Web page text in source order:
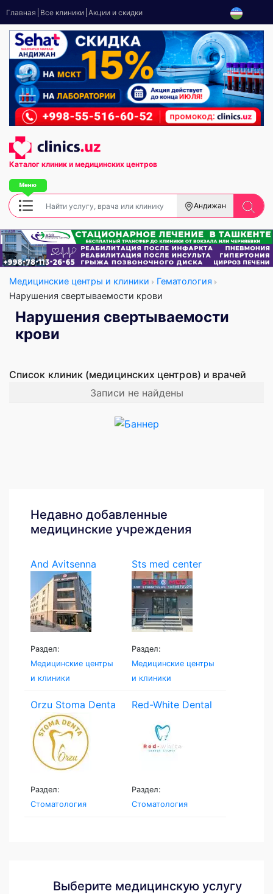
Главная Все клиники Акции и скидки
Каталог клиник и медицинских центров
Андижан
Медицинские центры и клиники
Гематология
Нарушения свертываемости крови
Нарушения свертываемости
крови
Список клиник (медицинских центров) и врачей
Записи не найдены
Недавно добавленные
медицинские учреждения
And Avitsenna
Раздел:
Медицинские центры
и клиники
Sts med center
Раздел:
Медицинские центры
и клиники
Orzu Stoma Denta
Раздел:
Стоматология
Red-White Dental
Раздел:
Стоматология
Выберите медицинскую услугу